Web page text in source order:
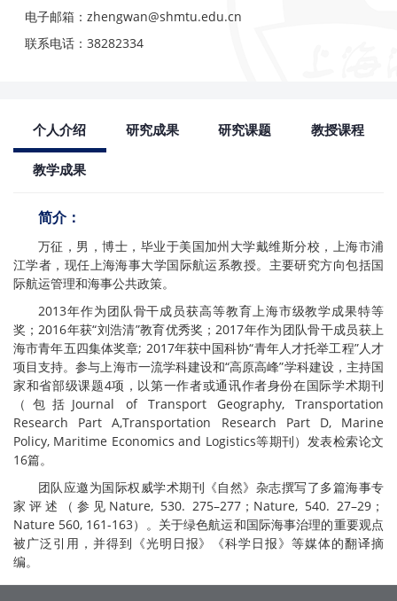
电子邮箱：zhengwan@shmtu.edu.cn
联系电话：38282334
个人介绍 研究成果 研究课题 教授课程
教学成果
简介：
万征，男，博士，毕业于美国加州大学戴维斯分校，上海市浦
江学者，现任上海海事大学国际航运系教授。主要研究方向包括国
际航运管理和海事公共政策。
2013年作为团队骨干成员获高等教育上海市级教学成果特等
奖；2016年获“刘浩清”教育优秀奖；2017年作为团队骨干成员获上
海市青年五四集体奖章; 2017年获中国科协“青年人才托举工程”人才
项目支持。参与上海市一流学科建设和“高原高峰”学科建设，主持国
家和省部级课题4项，以第一作者或通讯作者身份在国际学术期刊
（包括Journal of Transport Geography, Transportation
Research Part A,Transportation Research Part D, Marine
Policy, Maritime Economics and Logistics等期刊）发表检索论文
16篇。
团队应邀为国际权威学术期刊《自然》杂志撰写了多篇海事专
家评述（参见Nature, 530. 275–277；Nature, 540. 27–29；
Nature 560, 161-163）。关于绿色航运和国际海事治理的重要观点
被广泛引用，并得到《光明日报》《科学日报》等媒体的翻译摘
编。